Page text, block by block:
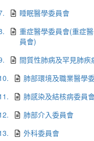
睡眠醫學委員會
重症醫學委員會(重症
員會)
間質性肺病及罕見肺疾
肺部環境及職業醫學
肺感染及結核病委員
肺部介入委員會
外科委員會